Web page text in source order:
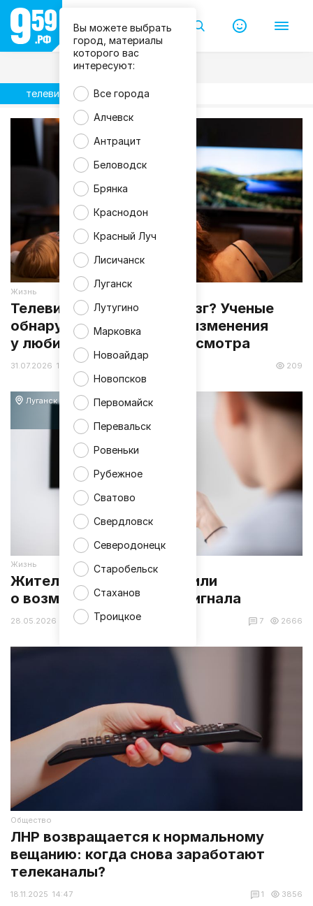
Вы можете выбрать
город, материалы
которого вас
интересуют:
Все города
Алчевск
Антрацит
Беловодск
Брянка
Краснодон
Красный Луч
Лисичанск
Луганск
Лутугино
Марковка
Новоайдар
Новопсков
Первомайск
Перевальск
Ровеньки
Рубежное
Сватово
Свердловск
Северодонецк
Старобельск
Стаханов
Троицкое
телевидение
Жизнь
Телевизор «съедает» мозг? Ученые
обнаружили тревожные изменения
у любителей долгого просмотра
31.07.2026 16:46 209
Луганск
Жизнь
Жителей ЛНР предупредили
о возможных сбоях ТВ-сигнала
28.05.2026 13:24 7 2666
Общество
ЛНР возвращается к нормальному
вещанию: когда снова заработают
телеканалы?
18.11.2025 14:47 1 3856